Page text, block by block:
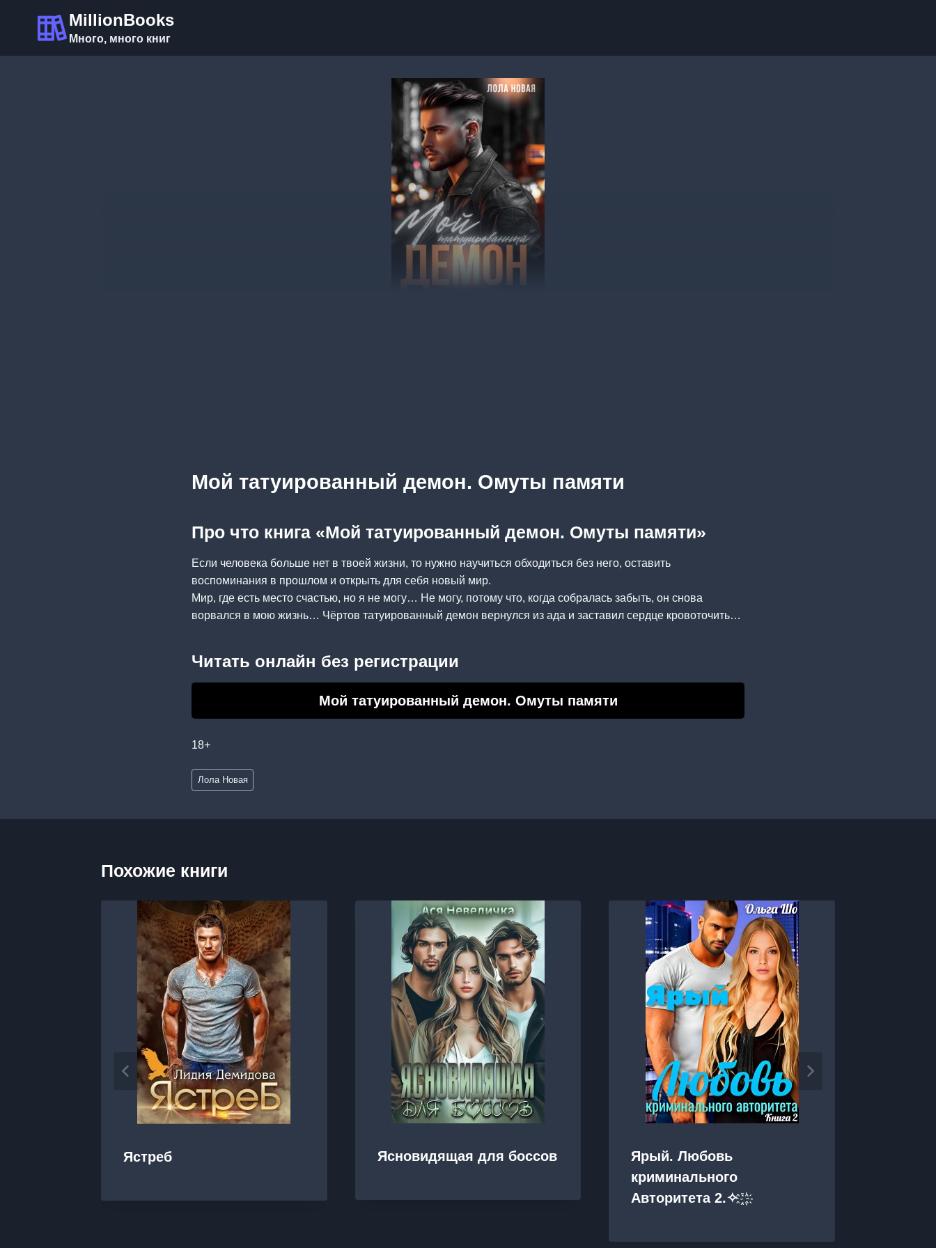
содержимому
MillionBooks
Много, много книг
Мой татуированный демон. Омуты памяти
Про что книга «Мой татуированный демон. Омуты памяти»
Если человека больше нет в твоей жизни, то нужно научиться обходиться без него, оставить
воспоминания в прошлом и открыть для себя новый мир.
Мир, где есть место счастью, но я не могу… Не могу, потому что, когда собралась забыть, он снова
ворвался в мою жизнь… Чёртов татуированный демон вернулся из ада и заставил сердце кровоточить…
Читать онлайн без регистрации
Мой татуированный демон. Омуты памяти
18+
Метки
записи:
Лола Новая
Похожие книги
Ястреб Ясновидящая для боссов
Ярый. Любовь
криминального
Авторитета 2.✧ ҈ ҉